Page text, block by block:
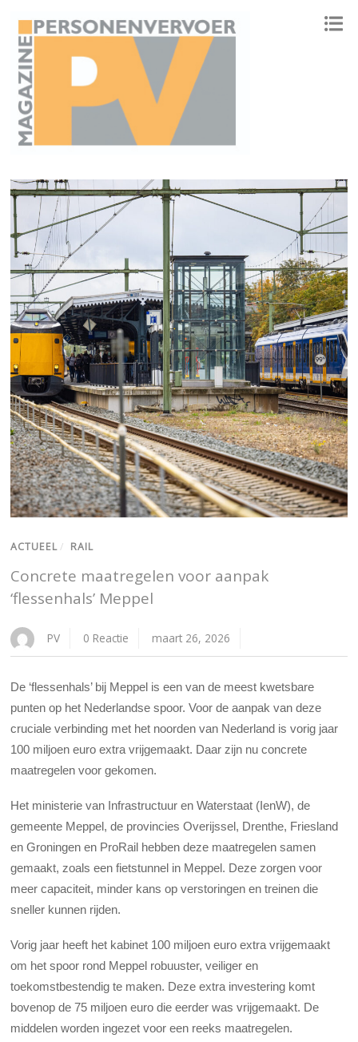
ACTUEEL / RAIL
Concrete maatregelen voor aanpak
‘flessenhals’ Meppel
PV 0 Reactie maart 26, 2026
De ‘flessenhals’ bij Meppel is een van de meest kwetsbare
punten op het Nederlandse spoor. Voor de aanpak van deze
cruciale verbinding met het noorden van Nederland is vorig jaar
100 miljoen euro extra vrijgemaakt. Daar zijn nu concrete
maatregelen voor gekomen.
Het ministerie van Infrastructuur en Waterstaat (IenW), de
gemeente Meppel, de provincies Overijssel, Drenthe, Friesland
en Groningen en ProRail hebben deze maatregelen samen
gemaakt, zoals een fietstunnel in Meppel. Deze zorgen voor
meer capaciteit, minder kans op verstoringen en treinen die
sneller kunnen rijden.
Vorig jaar heeft het kabinet 100 miljoen euro extra vrijgemaakt
om het spoor rond Meppel robuuster, veiliger en
toekomstbestendig te maken. Deze extra investering komt
bovenop de 75 miljoen euro die eerder was vrijgemaakt. De
middelen worden ingezet voor een reeks maatregelen.